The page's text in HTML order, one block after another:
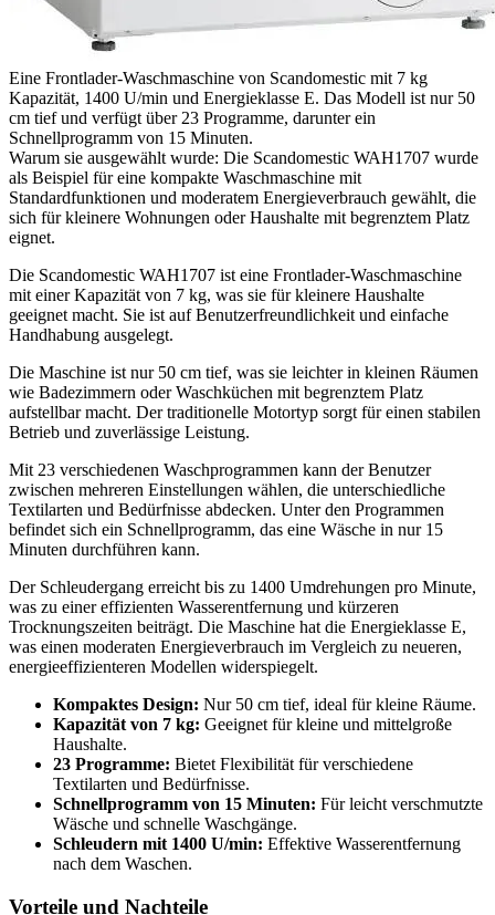
Eine Frontlader-Waschmaschine von Scandomestic mit 7 kg
Kapazität, 1400 U/min und Energieklasse E. Das Modell ist nur 50
cm tief und verfügt über 23 Programme, darunter ein
Schnellprogramm von 15 Minuten.
Warum sie ausgewählt wurde: Die Scandomestic WAH1707 wurde
als Beispiel für eine kompakte Waschmaschine mit
Standardfunktionen und moderatem Energieverbrauch gewählt, die
sich für kleinere Wohnungen oder Haushalte mit begrenztem Platz
eignet.
Die Scandomestic WAH1707 ist eine Frontlader-Waschmaschine
mit einer Kapazität von 7 kg, was sie für kleinere Haushalte
geeignet macht. Sie ist auf Benutzerfreundlichkeit und einfache
Handhabung ausgelegt.
Die Maschine ist nur 50 cm tief, was sie leichter in kleinen Räumen
wie Badezimmern oder Waschküchen mit begrenztem Platz
aufstellbar macht. Der traditionelle Motortyp sorgt für einen stabilen
Betrieb und zuverlässige Leistung.
Mit 23 verschiedenen Waschprogrammen kann der Benutzer
zwischen mehreren Einstellungen wählen, die unterschiedliche
Textilarten und Bedürfnisse abdecken. Unter den Programmen
befindet sich ein Schnellprogramm, das eine Wäsche in nur 15
Minuten durchführen kann.
Der Schleudergang erreicht bis zu 1400 Umdrehungen pro Minute,
was zu einer effizienten Wasserentfernung und kürzeren
Trocknungszeiten beiträgt. Die Maschine hat die Energieklasse E,
was einen moderaten Energieverbrauch im Vergleich zu neueren,
energieeffizienteren Modellen widerspiegelt.
Kompaktes Design: Nur 50 cm tief, ideal für kleine Räume.
Kapazität von 7 kg: Geeignet für kleine und mittelgroße
Haushalte.
23 Programme: Bietet Flexibilität für verschiedene
Textilarten und Bedürfnisse.
Schnellprogramm von 15 Minuten: Für leicht verschmutzte
Wäsche und schnelle Waschgänge.
Schleudern mit 1400 U/min: Effektive Wasserentfernung
nach dem Waschen.
Vorteile und Nachteile